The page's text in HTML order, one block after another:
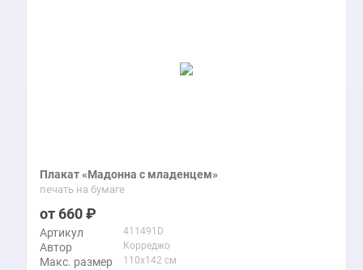
Плакат «Мадонна с младенцем»
печать на бумаге
660
Артикул 411491D
Автор Корреджо
Макс. размер 110x142 см